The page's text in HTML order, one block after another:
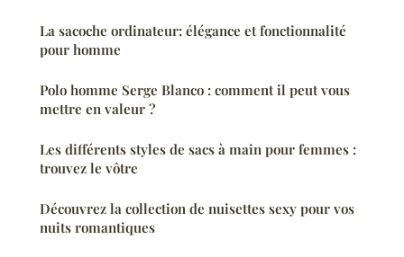
La sacoche ordinateur: élégance et fonctionnalité
pour homme
Polo homme Serge Blanco : comment il peut vous
mettre en valeur ?
Les différents styles de sacs à main pour femmes :
trouvez le vôtre
Découvrez la collection de nuisettes sexy pour vos
nuits romantiques